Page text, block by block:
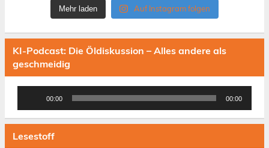
Mehr laden Auf Instagram folgen
KI-Podcast: Die Öldiskussion – Alles andere als
geschmeidig
00:00 00:00
Lesestoff